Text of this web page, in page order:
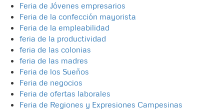
Feria de Jóvenes empresarios
Feria de la confección mayorista
Feria de la empleabilidad
feria de la productividad
feria de las colonias
feria de las madres
Feria de los Sueños
Feria de negocios
Feria de ofertas laborales
Feria de Regiones y Expresiones Campesinas